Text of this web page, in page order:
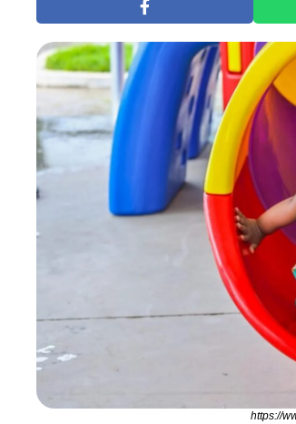
https://